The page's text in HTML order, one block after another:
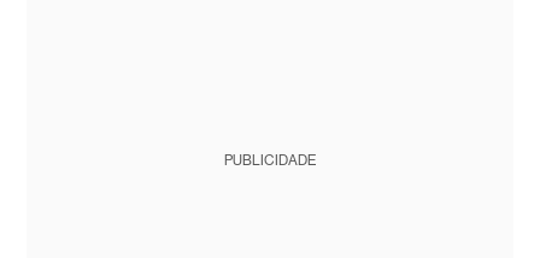
PUBLICIDADE